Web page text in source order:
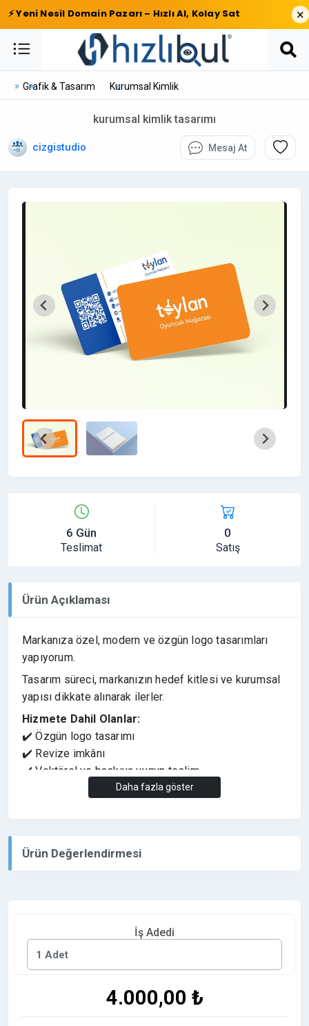
⚡ Yeni Nesil Domain Pazarı – Hızlı Al, Kolay Sat ×
Grafik & Tasarım Kurumsal Kimlik
kurumsal kimlik tasarımı
cizgistudio Mesaj At
6 Gün
Teslimat
0
Satış
Ürün Açıklaması
Markanıza özel, modern ve özgün logo tasarımları
yapıyorum.
Tasarım süreci, markanızın hedef kitlesi ve kurumsal
yapısı dikkate alınarak ilerler.
Hizmete Dahil Olanlar:
✔️ Özgün logo tasarımı
✔️ Revize imkânı
✔️ Vektörel ve baskıya uygun teslim
✔️ AI, PDF, JPG formatlarıDaha fazla göster
Ürün Değerlendirmesi
İş Adedi
4.000,00 ₺